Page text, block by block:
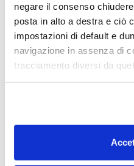
negare il consenso
posta in alto a destra e ciò
impostazioni di default e
navigazione in assenza di
tracciamento diversi da
su acconsento selezionati.
qui. Cliccando sul tasto